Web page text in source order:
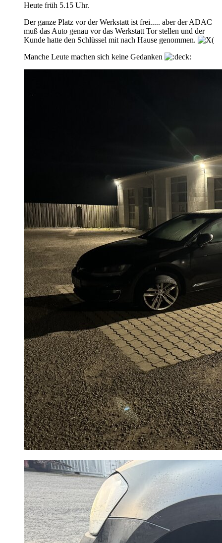
Heute früh 5.15 Uhr.
Der ganze Platz vor der Werkstatt ist frei..... aber der ADAC
muß das Auto genau vor das Werkstatt Tor stellen und der
Kunde hatte den Schlüssel mit nach Hause genommen.
Manche Leute machen sich keine Gedanken